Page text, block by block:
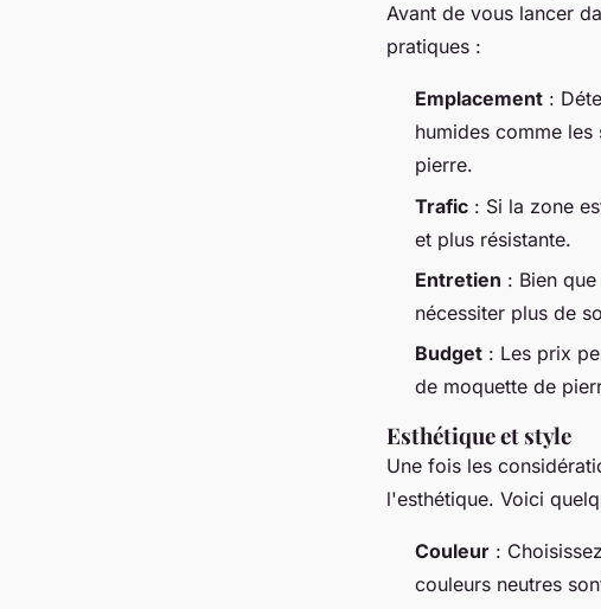
Avant de vous lancer
pratiques :
Emplacement :
humides comme
pierre.
Trafic : Si la zone
et plus résistante.
Entretien : Bien
nécessiter plus de
Budget : Les prix
de moquette de
Esthétique et style
Une fois les
l'esthétique. Voici
Couleur :
couleurs neutres